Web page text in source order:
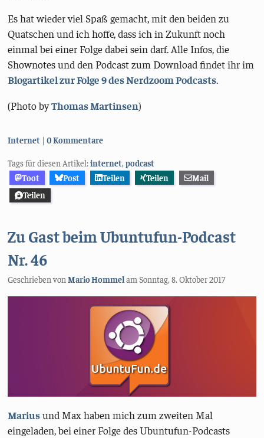
Es hat wieder viel Spaß gemacht, mit den beiden zu
Quatschen und ich hoffe, dass ich in Zukunft noch
einmal bei einer Folge dabei sein darf. Alle Infos, die
Shownotes und den Podcast zum Download findet ihr im
Blogartikel zur Folge 9 des Nerdzoom Podcasts.
(Photo byThomas Martinsen)
Kategorien:
Internet 0 Kommentare
Tags für diesen Artikel:internet ,podcast
Toot
Post Teilen Teilen
Mail
Teilen
Zu Gast beim Ubuntufun-Podcast
Nr. 46
Geschrieben vonMario HommelamSonntag, 8. Oktober 2017
Mariusund Max haben mich zum zweiten Mal
eingeladen, bei einer Folge des Ubuntufun-Podcasts